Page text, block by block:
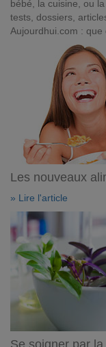
bébé, la cuisine, ou
tests, dossiers,
Aujourdhui.com :
Les nouveaux
» Lire l'article
Se soigner par